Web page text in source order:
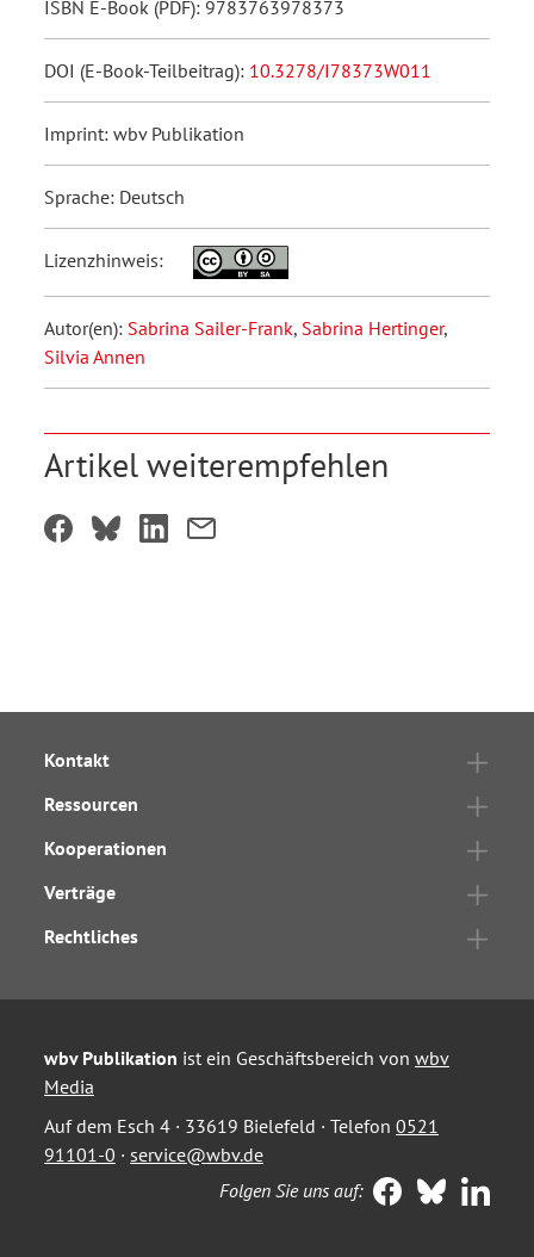
ISBN E-Book (PDF): 9783763978373
DOI (E-Book-Teilbeitrag): 10.3278/I78373W011
Imprint: wbv Publikation
Sprache: Deutsch
Lizenzhinweis:
Autor(en): Sabrina Sailer-Frank, Sabrina Hertinger,
Silvia Annen
Artikel weiterempfehlen
Kontakt
Ressourcen
Kooperationen
Verträge
Rechtliches
wbv Publikation ist ein Geschäftsbereich von wbv
Media
Auf dem Esch 4 · 33619 Bielefeld · Telefon 0521
91101-0 · service@wbv.de
Folgen Sie uns auf: